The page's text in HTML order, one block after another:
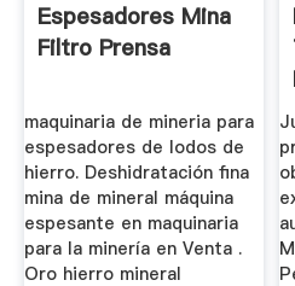
Espesadores Mina
Filtro Prensa
maquinaria de mineria para
espesadores de lodos de
hierro. Deshidratación fina
mina de mineral máquina
espesante en maquinaria
para la minería en Venta .
Oro hierro mineral